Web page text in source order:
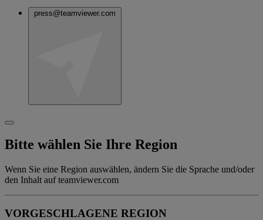
press@teamviewer.com
Bitte wählen Sie Ihre Region
Wenn Sie eine Region auswählen, ändern Sie die Sprache und/oder
den Inhalt auf teamviewer.com
VORGESCHLAGENE REGION